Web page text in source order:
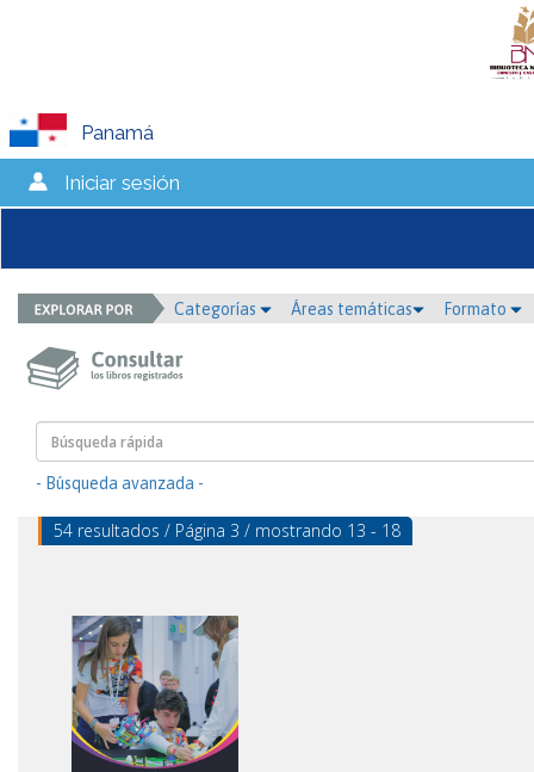
Panamá
Iniciar sesión
Categorías Áreas temáticas Formato
- Búsqueda avanzada -
54 resultados / Página 3 / mostrando 13 - 18